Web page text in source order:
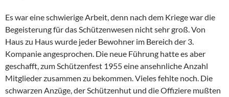
Es war eine schwierige Arbeit, denn nach dem Kriege war die
Begeisterung für das Schützenwesen nicht sehr groß. Von
Haus zu Haus wurde jeder Bewohner im Bereich der 3.
Kompanie angesprochen. Die neue Führung hatte es aber
geschafft, zum Schützenfest 1955 eine ansehnliche Anzahl
Mitglieder zusammen zu bekommen. Vieles fehlte noch. Die
schwarzen Anzüge, der Schützenhut und die Offiziere mußten